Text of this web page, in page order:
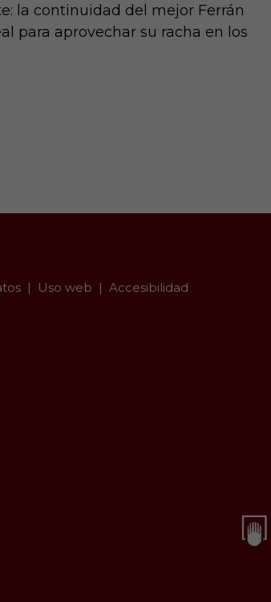
la continuidad del mejor Ferrán
para aprovechar su racha en los
Uso web Accesibilidad